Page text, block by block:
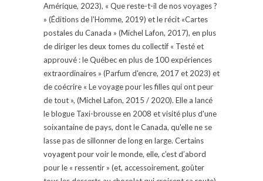
Amérique, 2023), « Que reste-t-il de nos voyages ?
» (Éditions de l'Homme, 2019) et le récit «Cartes
postales du Canada » (Michel Lafon, 2017), en plus
de diriger les deux tomes du collectif « Testé et
approuvé : le Québec en plus de 100 expériences
extraordinaires » (Parfum d'encre, 2017 et 2023) et
de coécrire « Le voyage pour les filles qui ont peur
de tout », (Michel Lafon, 2015 / 2020). Elle a lancé
le blogue Taxi-brousse en 2008 et visité plus d'une
soixantaine de pays, dont le Canada, qu'elle ne se
lasse pas de sillonner de long en large. Certains
voyagent pour voir le monde, elle, c’est d’abord
pour le « ressentir » (et, accessoirement, goûter